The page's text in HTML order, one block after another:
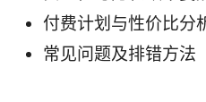
付费计划与性价比分
常见问题及排错方法